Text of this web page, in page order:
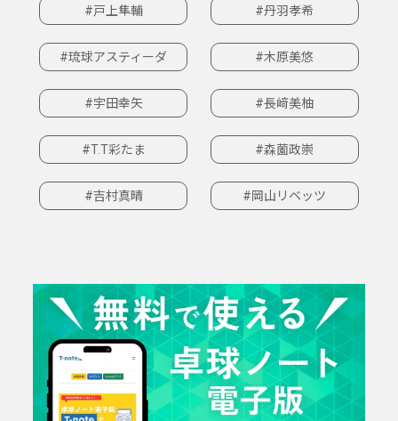
#戸上隼輔 #丹羽孝希
#琉球アスティーダ #木原美悠
#宇田幸矢 #長﨑美柚
#T.T彩たま #森薗政崇
#吉村真晴 #岡山リベッツ